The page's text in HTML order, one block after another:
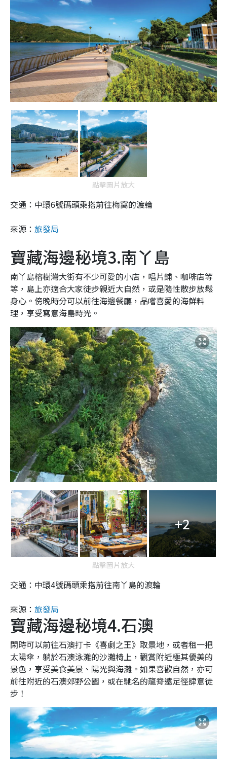
點擊圖片放大
交通：中環6號碼頭乘搭前往梅窩的渡輪
來源： 旅發局
寶藏海邊秘境3.南丫島
南丫島榕樹灣大街有不少可愛的小店，唱片鋪、咖啡店等
等，島上亦適合大家徒步親近大自然，或是隨性散步放鬆
身心。傍晚時分可以前往海邊餐廳，品嚐喜愛的海鮮料
理，享受寫意海島時光。
+2
點擊圖片放大
交通：中環4號碼頭乘搭前往南丫島的渡輪
來源： 旅發局
寶藏海邊秘境4.石澳
閑時可以前往石澳打卡《喜劇之王》取景地，或者租一把
太陽傘，躺於石澳泳灘的沙灘椅上，觀賞附近極其優美的
景色，享受美食美景、陽光與海灘。如果喜歡自然，亦可
前往附近的石澳郊野公園，或在馳名的龍脊遠足徑肆意徒
步！